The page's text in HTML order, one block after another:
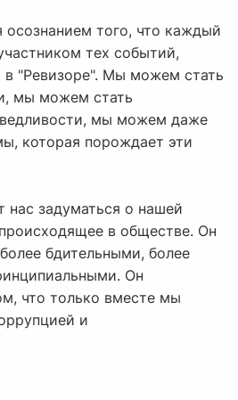
осознанием того, что каждый
тех событий,
в "Ревизоре". Мы можем стать
мы можем стать
мы можем даже
которая порождает эти
нас задуматься о нашей
в обществе. Он
бдительными, более
Он
что только вместе мы
и